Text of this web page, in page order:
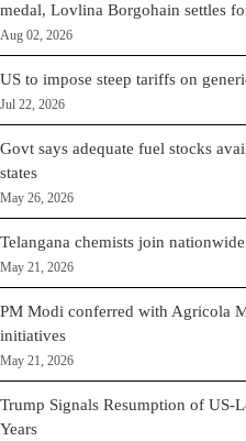
medal, Lovlina Borgohain settles
Aug 02, 2026
US to impose steep tariffs on
Jul 22, 2026
Govt says adequate fuel stocks
states
May 26, 2026
Telangana chemists join
May 21, 2026
PM Modi conferred with Agricola
initiatives
May 21, 2026
Trump Signals Resumption of US-
Years